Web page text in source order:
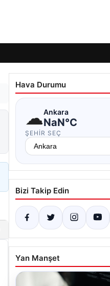
Hava Durumu
☁Ankara
NaN°C
ŞEHIR SEÇ
Bizi Takip Edin
Yan Manşet